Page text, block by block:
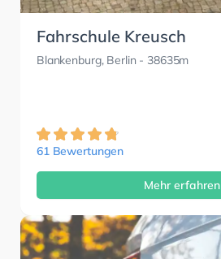
Fahrschule Kreusch
Blankenburg, Berlin - 38635m
61 Bewertungen
Mehr erfahren